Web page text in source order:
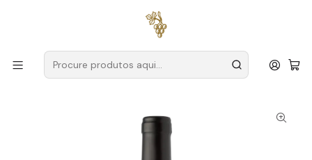
para encomendas a partir de
Produtores Douro
Quinta dos Avidagos
Quinta dos Avidagos Douro Branco 75cl